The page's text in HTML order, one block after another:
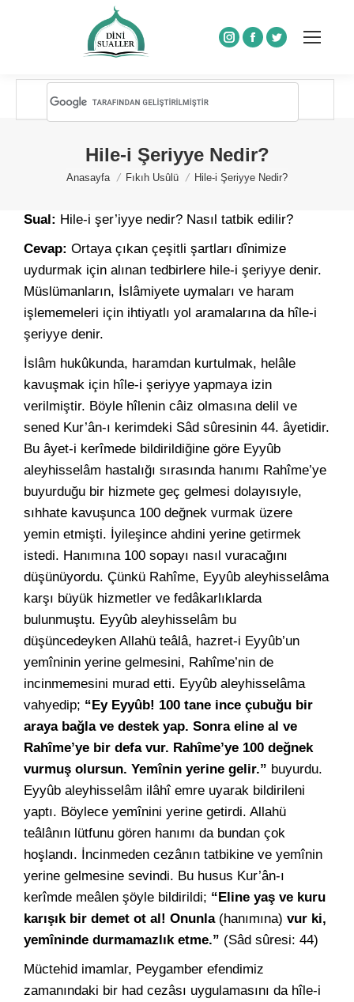
Instagram
Facebook
Twitter
Hile-i Şeriyye Nedir?
You are here:
Anasayfa Fıkıh Usûlü Hile-i Şeriyye Nedir?
Sual: Hile-i şer’iyye nedir? Nasıl tatbik edilir?
Cevap: Ortaya çıkan çeşitli şartları dînimize
uydurmak için alınan tedbirlere hile-i şeriyye denir.
Müslümanların, İslâmiyete uymaları ve haram
işlememeleri için ihtiyatlı yol aramalarına da hîle-i
şeriyye denir.
İslâm hukûkunda, haramdan kurtulmak, helâle
kavuşmak için hîle-i şeriyye yapmaya izin
verilmiştir. Böyle hîlenin câiz olmasına delil ve
sened Kur’ân-ı kerimdeki Sâd sûresinin 44. âyetidir.
Bu âyet-i kerîmede bildirildiğine göre Eyyûb
aleyhisselâm hastalığı sırasında hanımı Rahîme’ye
buyurduğu bir hizmete geç gelmesi dolayısıyle,
sıhhate kavuşunca 100 değnek vurmak üzere
yemin etmişti. İyileşince ahdini yerine getirmek
istedi. Hanımına 100 sopayı nasıl vuracağını
düşünüyordu. Çünkü Rahîme, Eyyûb aleyhisselâma
karşı büyük hizmetler ve fedâkarlıklarda
bulunmuştu. Eyyûb aleyhisselâm bu
düşüncedeyken Allahü teâlâ, hazret-i Eyyûb’un
yemîninin yerine gelmesini, Rahîme’nin de
incinmemesini murad etti. Eyyûb aleyhisselâma
vahyedip; “Ey Eyyûb! 100 tane ince çubuğu bir
araya bağla ve destek yap. Sonra eline al ve
Rahîme’ye bir defa vur. Rahîme’ye 100 değnek
vurmuş olursun. Yemînin yerine gelir.” buyurdu.
Eyyûb aleyhisselâm ilâhî emre uyarak bildirileni
yaptı. Böylece yemînini yerine getirdi. Allahü
teâlânın lütfunu gören hanımı da bundan çok
hoşlandı. İncinmeden cezânın tatbikine ve yemînin
yerine gelmesine sevindi. Bu husus Kur’ân-ı
kerîmde meâlen şöyle bildirildi; “Eline yaş ve kuru
karışık bir demet ot al! Onunla(hanımına) vur ki,
yemîninde durmamazlık etme.” (Sâd sûresi: 44)
Müctehid imamlar, Peygamber efendimiz
zamanındaki bir had cezâsı uygulamasını da hîle-i